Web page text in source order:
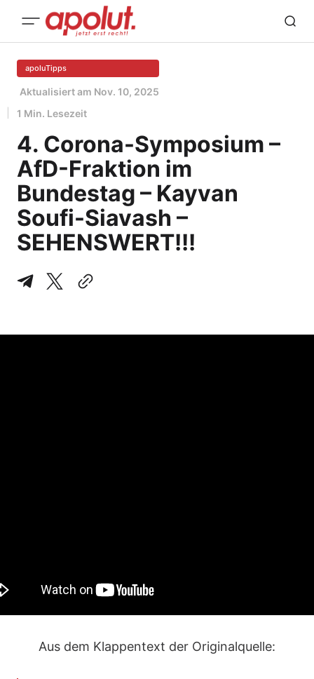
apoluTipps
Aktualisiert am Nov. 10, 2025
1 Min. Lesezeit
4. Corona-Symposium –
AfD-Fraktion im
Bundestag – Kayvan
Soufi-Siavash –
SEHENSWERT!!!
Aus dem Klappentext der Originalquelle: